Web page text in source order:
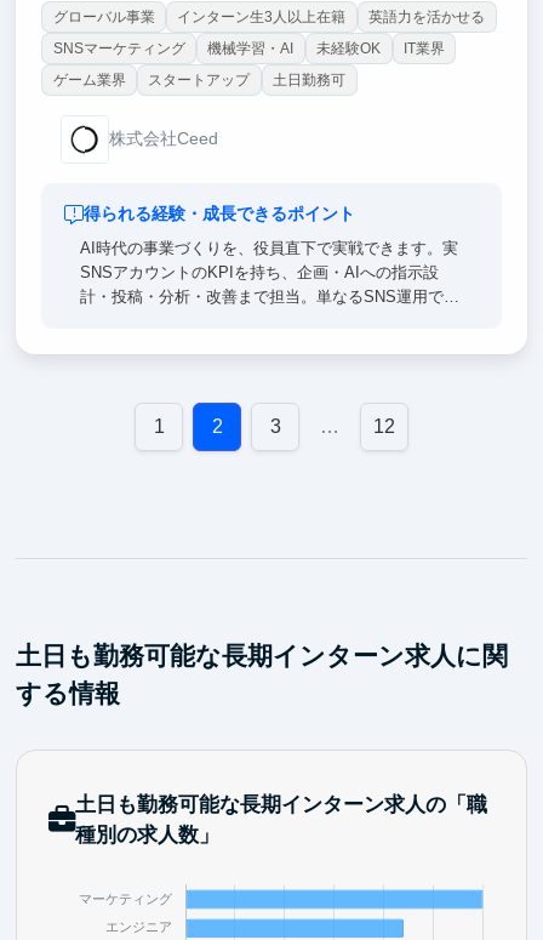
グローバル事業 インターン生3人以上在籍
英語力を活かせる
SNSマーケティング
機械学習・AI 未経験OK
IT業界
ゲーム業界
スタートアップ 土日勤務可
株式会社Ceed
得られる経験・成長できるポイント
AI時代の事業づくりを、役員直下で実戦できます。実
SNSアカウントのKPIを持ち、企画・AIへの指示設
計・投稿・分析・改善まで担当。単なるSNS運用では
1 2 3 … 12
土日も勤務可能な長期インターン求人に関
する情報
土日も勤務可能な長期インターン求人の「職
種別の求人数」